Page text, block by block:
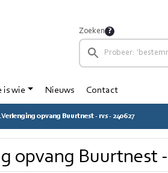
Zoeken
is wie Nieuws Contact
Verlenging opvang Buurtnest - rvs - 240627
opvang Buurtnest